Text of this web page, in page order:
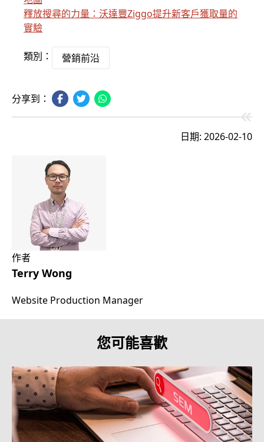
釋放搜尋的力量：沃達豐Ziggo提升新客戶獲取量的
實驗
類別： 營銷前沿
分享到：
日期: 2026-02-10
作者
Terry Wong
Website Production Manager
您可能喜歡